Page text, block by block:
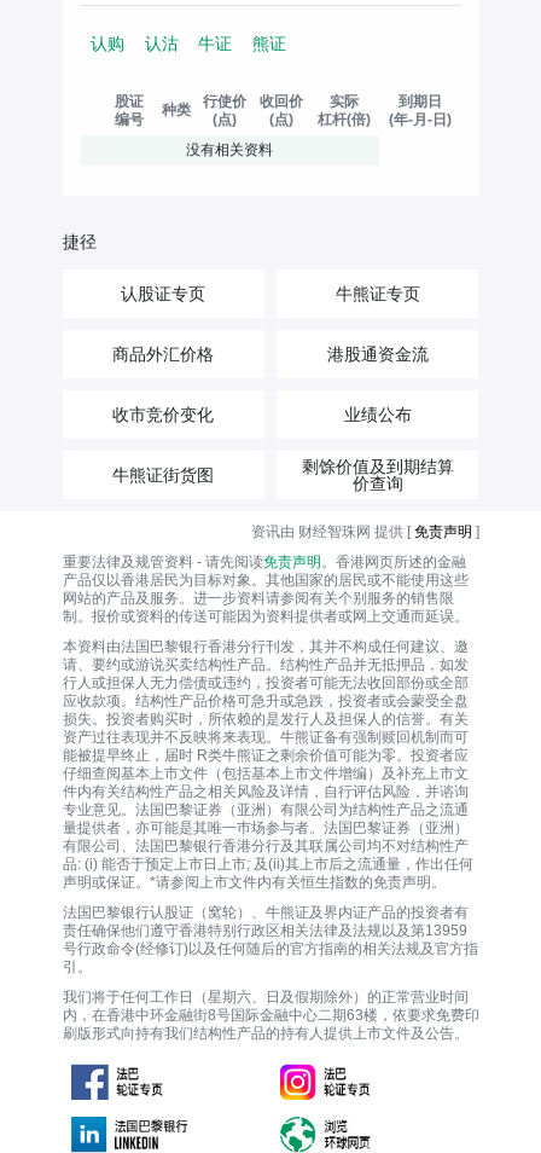
认购 认沽 牛证 熊证
股证
编号
种类
行使价
(点)
收回价
(点)
实际
杠杆(倍)
到期日
(年-月-日)
没有相关资料
捷径
认股证专页 牛熊证专页
商品外汇价格 港股通资金流
收市竞价变化 业绩公布
牛熊证街货图
剩馀价值及到期结算
价查询
资讯由 财经智珠网 提供 [免责声明 ]
重要法律及规管资料 - 请先阅读免责声明 。香港网页所述的金融
产品仅以香港居民为目标对象。其他国家的居民或不能使用这些
网站的产品及服务。进一步资料请参阅有关个别服务的销售限
制。报价或资料的传送可能因为资料提供者或网上交通而延误。
本资料由法国巴黎银行香港分行刊发，其并不构成任何建议、邀
请、要约或游说买卖结构性产品。结构性产品并无抵押品，如发
行人或担保人无力偿债或违约，投资者可能无法收回部份或全部
应收款项。结构性产品价格可急升或急跌，投资者或会蒙受全盘
损失。投资者购买时，所依赖的是发行人及担保人的信誉。有关
资产过往表现并不反映将来表现。牛熊证备有强制赎回机制而可
能被提早终止，届时 R类牛熊证之剩余价值可能为零。投资者应
仔细查阅基本上市文件（包括基本上市文件增编）及补充上市文
件内有关结构性产品之相关风险及详情，自行评估风险，并谘询
专业意见。法国巴黎证券（亚洲）有限公司为结构性产品之流通
量提供者，亦可能是其唯一巿场参与者。法国巴黎证券（亚洲）
有限公司、法国巴黎银行香港分行及其联属公司均不对结构性产
品: (i) 能否于预定上市日上市; 及(ii)其上市后之流通量，作出任何
声明或保证。*请参阅上市文件内有关恒生指数的免责声明。
法国巴黎银行认股证（窝轮）、牛熊证及界内证产品的投资者有
责任确保他们遵守香港特别行政区相关法律及法规以及第13959
号行政命令(经修订)以及任何随后的官方指南的相关法规及官方指
引。
我们将于任何工作日（星期六、日及假期除外）的正常营业时间
内，在香港中环金融街8号国际金融中心二期63楼，依要求免费印
刷版形式向持有我们结构性产品的持有人提供上市文件及公告。